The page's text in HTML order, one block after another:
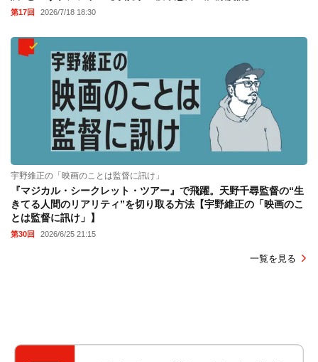
第17回 2026/7/18 18:30
宇野維正の「映画のことは監督に訊け」
『マジカル・シークレット・ツアー』で飛躍。天野千尋監督の“生
きてる人間のリアリティ”を切り取る方法【宇野維正の「映画のこ
とは監督に訊け」】
第30回 2026/6/25 21:15
一覧を見る